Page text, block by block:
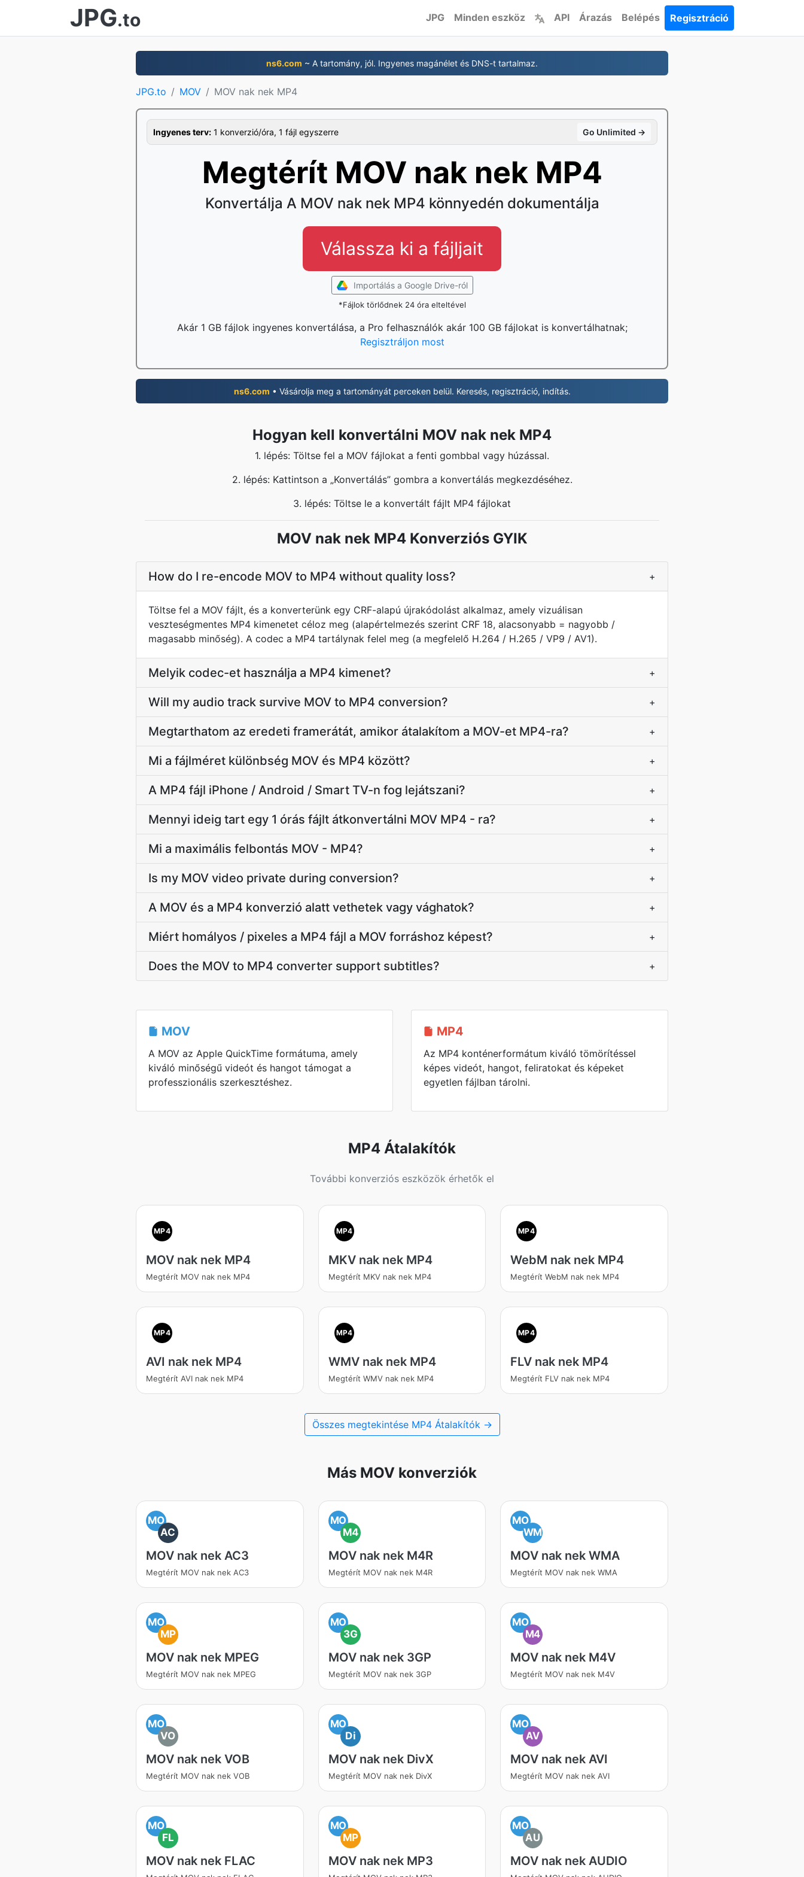
JPG.to JPG Minden eszköz API Árazás Belépés Regisztráció
ns6.com ~ A tartomány, jól. Ingyenes magánélet és DNS-t tartalmaz.
JPG.to MOV MOV nak nek MP4
Ingyenes terv: 1 konverzió/óra, 1 fájl egyszerre Go Unlimited →
Megtérít MOV nak nek MP4
Konvertálja A MOV nak nek MP4 könnyedén dokumentálja
Válassza ki a fájljait
Importálás a Google Drive-ról
*Fájlok törlődnek 24 óra elteltével
Akár 1 GB fájlok ingyenes konvertálása, a Pro felhasználók akár 100 GB fájlokat is konvertálhatnak;
Regisztráljon most
ns6.com • Vásárolja meg a tartományát perceken belül. Keresés, regisztráció, indítás.
Hogyan kell konvertálni MOV nak nek MP4
1. lépés: Töltse fel a MOV fájlokat a fenti gombbal vagy húzással.
2. lépés: Kattintson a „Konvertálás” gombra a konvertálás megkezdéséhez.
3. lépés: Töltse le a konvertált fájlt MP4 fájlokat
MOV nak nek MP4 Konverziós GYIK
How do I re-encode MOV to MP4 without quality loss? +
Töltse fel a MOV fájlt, és a konverterünk egy CRF-alapú újrakódolást alkalmaz, amely vizuálisan
veszteségmentes MP4 kimenetet céloz meg (alapértelmezés szerint CRF 18, alacsonyabb = nagyobb /
magasabb minőség). A codec a MP4 tartálynak felel meg (a megfelelő H.264 / H.265 / VP9 / AV1).
Melyik codec-et használja a MP4 kimenet? +
Will my audio track survive MOV to MP4 conversion? +
Megtarthatom az eredeti framerátát, amikor átalakítom a MOV-et MP4-ra? +
Mi a fájlméret különbség MOV és MP4 között? +
A MP4 fájl iPhone / Android / Smart TV-n fog lejátszani? +
Mennyi ideig tart egy 1 órás fájlt átkonvertálni MOV MP4 - ra? +
Mi a maximális felbontás MOV - MP4? +
Is my MOV video private during conversion? +
A MOV és a MP4 konverzió alatt vethetek vagy vághatok? +
Miért homályos / pixeles a MP4 fájl a MOV forráshoz képest? +
Does the MOV to MP4 converter support subtitles? +
MOV
A MOV az Apple QuickTime formátuma, amely
kiváló minőségű videót és hangot támogat a
professzionális szerkesztéshez.
MP4
Az MP4 konténerformátum kiváló tömörítéssel
képes videót, hangot, feliratokat és képeket
egyetlen fájlban tárolni.
MP4 Átalakítók
További konverziós eszközök érhetők el
MP4
MOV nak nek MP4
Megtérít MOV nak nek MP4
MP4
MKV nak nek MP4
Megtérít MKV nak nek MP4
MP4
WebM nak nek MP4
Megtérít WebM nak nek MP4
MP4
AVI nak nek MP4
Megtérít AVI nak nek MP4
MP4
WMV nak nek MP4
Megtérít WMV nak nek MP4
MP4
FLV nak nek MP4
Megtérít FLV nak nek MP4
Összes megtekintése MP4 Átalakítók →
Más MOV konverziók
MO
AC
MOV nak nek AC3
Megtérít MOV nak nek AC3
MO
M4
MOV nak nek M4R
Megtérít MOV nak nek M4R
MO
WM
MOV nak nek WMA
Megtérít MOV nak nek WMA
MO
MP
MOV nak nek MPEG
Megtérít MOV nak nek MPEG
MO
3G
MOV nak nek 3GP
Megtérít MOV nak nek 3GP
MO
M4
MOV nak nek M4V
Megtérít MOV nak nek M4V
MO
VO
MOV nak nek VOB
Megtérít MOV nak nek VOB
MO
Di
MOV nak nek DivX
Megtérít MOV nak nek DivX
MO
AV
MOV nak nek AVI
Megtérít MOV nak nek AVI
MO
FL
MOV nak nek FLAC
MO
MP
MOV nak nek MP3
MO
AU
MOV nak nek AUDIO